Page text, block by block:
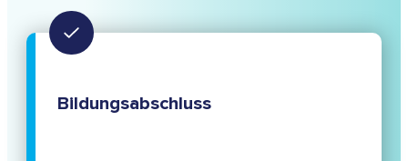
Bildungsabschluss